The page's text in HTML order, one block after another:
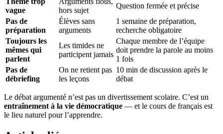
vague
hors sujet
Question fermée et précise
Pas de
préparation
Élèves sans
arguments
1 semaine de préparation,
recherche obligatoire
Toujours les
mêmes qui
parlent
Les timides ne
participent jamais
Chaque membre de l’équipe
doit prendre la parole au moins
1 fois
Pas de
débriefing
On ne retient pas
les leçons
10 min de discussion après le
débat
Le débat argumenté n’est pas un divertissement scolaire. C’est un
entraînement à la vie démocratique — et le cours de français est
le lieu naturel pour l’apprendre.